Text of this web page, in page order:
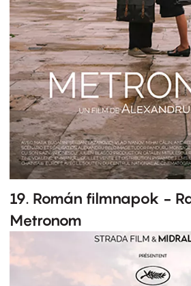
19. Román filmnapok -
Metronom